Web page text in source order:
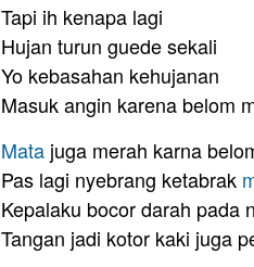
Tapi ih kenapa lagi
Hujan turun guede sekali
Yo kebasahan kehujanan
Masuk angin karena belom
Mata juga merah karna
Pas lagi nyebrang ketabrak
Kepalaku bocor darah pada
Tangan jadi kotor kaki juga